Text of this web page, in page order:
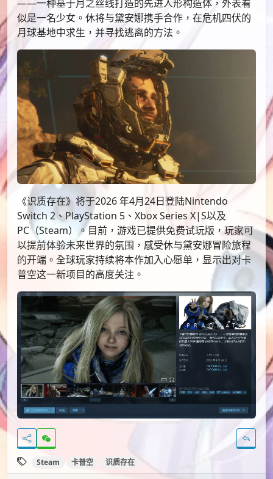
——一种基于月之丝线打造的先进人形构造体，外表看
似是一名少女。休将与黛安娜携手合作，在危机四伏的
月球基地中求生，并寻找逃离的方法。
《识质存在》将于2026 年4月24日登陆Nintendo
Switch 2、PlayStation 5、Xbox Series X|S以及
PC（Steam）。目前，游戏已提供免费试玩版，玩家可
以提前体验未来世界的氛围，感受休与黛安娜冒险旅程
的开端。全球玩家持续将本作加入心愿单，显示出对卡
普空这一新项目的高度关注。
Steam 卡普空 识质存在